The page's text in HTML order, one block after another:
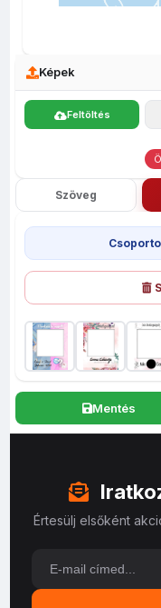
Képek
Feltöltés
Szöveg
Mentés
Értesülj elsőként